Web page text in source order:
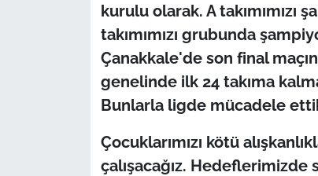
kurulu olarak. A takımımızı
takımımızı grubunda
Çanakkale'de son final
genelinde ilk 24 takıma
Bunlarla ligde mücadele
Çocuklarımızı kötü
çalışacağız. Hedeflerimizde